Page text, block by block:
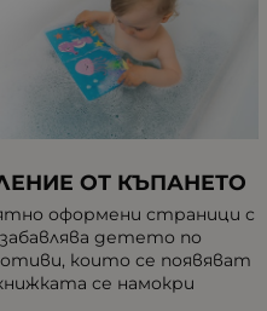
ОТ КЪПАНЕТО
оформени страници с
детето по
, които се появяват
се намокри